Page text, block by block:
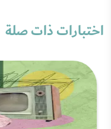
اختبارات ذات صلة